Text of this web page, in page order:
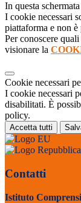
In questa
I cookie necessari
piattaforma e non
Per conoscere
visionare la
Cookie necessari
I cookie necessari
disabilitati. È
policy.
Accetta tutti
Contatti
Istituto